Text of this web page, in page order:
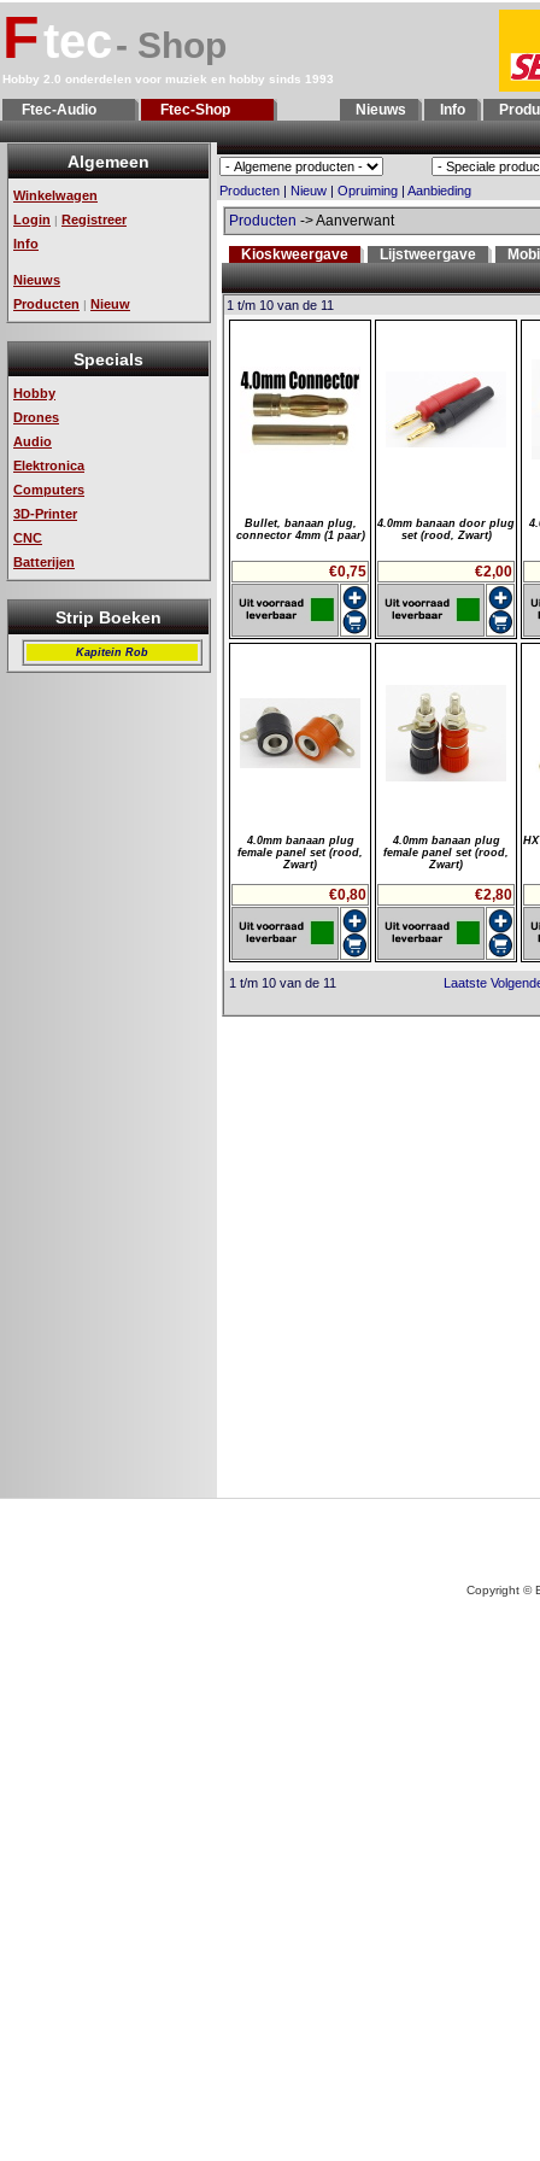
Ftec- Shop
Hobby 2.0 onderdelen voor muziek en hobby sinds 1993
Ftec-Audio Ftec-Shop Nieuws Info
Algemeen
Winkelwagen
Login | Registreer
Info
Nieuws
Producten | Nieuw
Specials
Hobby
Drones
Audio
Elektronica
Computers
3D-Printer
CNC
Batterijen
Strip Boeken
Kapitein Rob
Producten | Nieuw | Opruiming | Aanbieding
Producten -> Aanverwant
Kioskweergave
Lijstweergave
1 t/m 10 van de 11
Bullet, banaan plug,
connector 4mm (1 paar)
€0,75
4.0mm banaan door plug
set (rood, Zwart)
€2,00
4.0mm banaan plug
female panel set (rood,
Zwart)
€0,80
4.0mm banaan plug
female panel set (rood,
Zwart)
€2,80
1 t/m 10 van de 11 Laatste
Copyright ©